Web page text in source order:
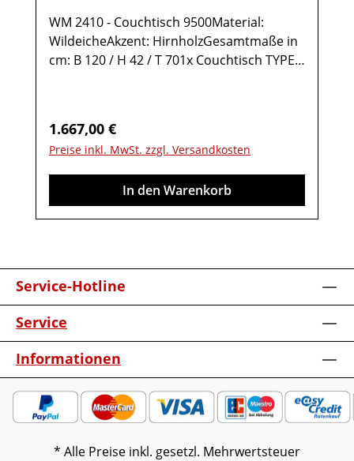
WM 2410 - Couchtisch 9500Material:
WildeicheAkzent: HirnholzGesamtmaße in
cm: B 120 / H 42 / T 701x Couchtisch TYPE
vormontiert (Restmontage kann
erforderlich sein).Farben können auf
verschiedenen Bildschirmen abweichen.
Deko oder andere Beimöbel sind nicht
enthalten. Abbildung kann abweichen.
Regulärer Preis:
1.667,00 €
Preise inkl. MwSt. zzgl. Versandkosten
In den Warenkorb
Service-Hotline
Service
Informationen
* Alle Preise inkl. gesetzl. Mehrwertsteuer